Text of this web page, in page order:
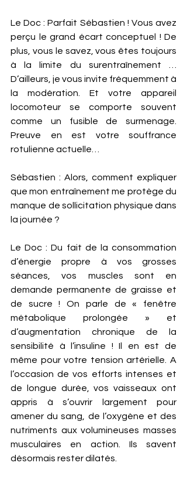
Le Doc : Parfait Sébastien ! Vous avez
perçu le grand écart conceptuel ! De
plus, vous le savez, vous êtes toujours
à la limite du surentraînement …
D’ailleurs, je vous invite fréquemment à
la modération. Et votre appareil
locomoteur se comporte souvent
comme un fusible de surmenage.
Preuve en est votre souffrance
rotulienne actuelle…
Sébastien : Alors, comment expliquer
que mon entraînement me protège du
manque de sollicitation physique dans
la journée ?
Le Doc : Du fait de la consommation
d’énergie propre à vos grosses
séances, vos muscles sont en
demande permanente de graisse et
de sucre ! On parle de « fenêtre
métabolique prolongée » et
d’augmentation chronique de la
sensibilité à l’insuline ! Il en est de
même pour votre tension artérielle. A
l’occasion de vos efforts intenses et
de longue durée, vos vaisseaux ont
appris à s’ouvrir largement pour
amener du sang, de l’oxygène et des
nutriments aux volumineuses masses
musculaires en action. Ils savent
désormais rester dilatés.